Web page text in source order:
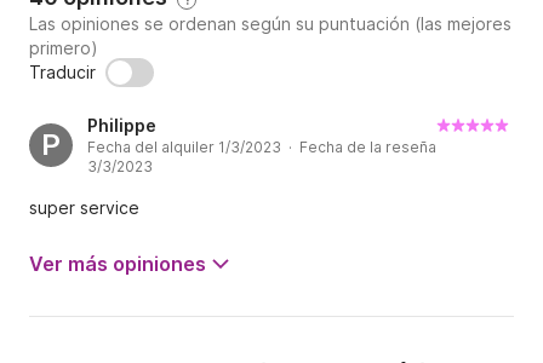
Las opiniones se ordenan según su puntuación (las mejores
primero)
Traducir
P
Philippe
Fecha del alquiler 1/3/2023 · Fecha de la reseña
3/3/2023
super service
Ver más opiniones